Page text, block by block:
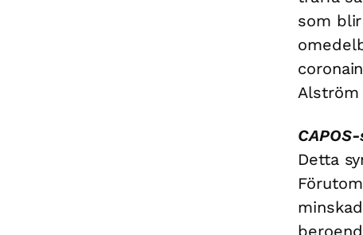
som
Alström
Detta